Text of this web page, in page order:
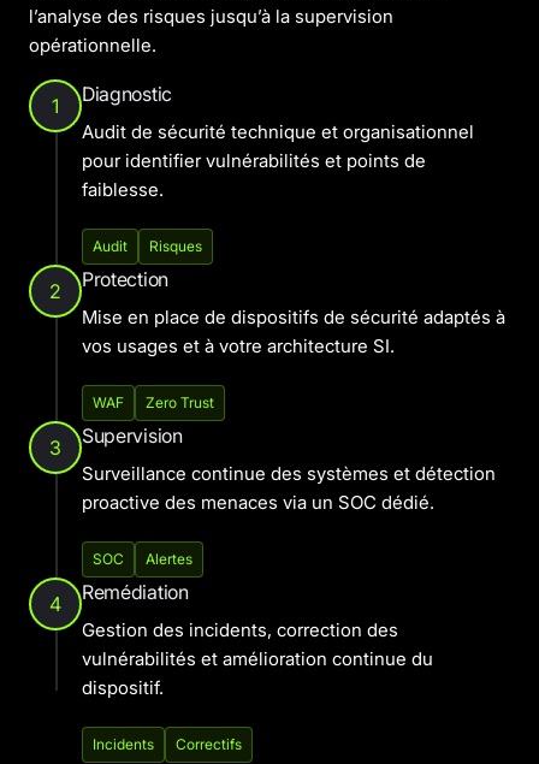
l’analyse des risques jusqu’à la supervision
opérationnelle.
1 Diagnostic
Audit de sécurité technique et organisationnel
pour identifier vulnérabilités et points de
faiblesse.
Audit Risques
2 Protection
Mise en place de dispositifs de sécurité adaptés à
vos usages et à votre architecture SI.
WAF Zero Trust
3 Supervision
Surveillance continue des systèmes et détection
proactive des menaces via un SOC dédié.
SOC Alertes
4 Remédiation
Gestion des incidents, correction des
vulnérabilités et amélioration continue du
dispositif.
Incidents Correctifs